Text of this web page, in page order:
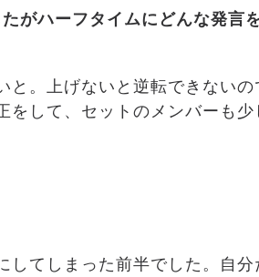
がハーフタイムにどんな発言
。上げないと逆転できないの
をして、セットのメンバーも少
してしまった前半でした。自分